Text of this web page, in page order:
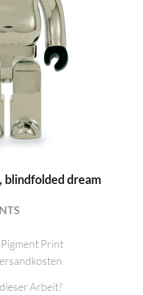
blindfolded dream
Print
Arbeit?